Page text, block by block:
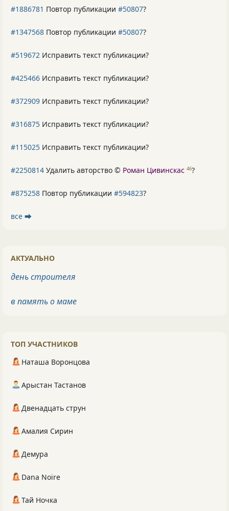
#1886781 Повтор публикации #50807?
#1347568 Повтор публикации #50807?
#519672 Исправить текст публикации?
#425466 Исправить текст публикации?
#372909 Исправить текст публикации?
#316875 Исправить текст публикации?
#115025 Исправить текст публикации?
#2250814 Удалить авторство © Роман Цивинскас 46?
#875258 Повтор публикации #594823?
все ⮕
АКТУАЛЬНО
день строителя
в память о маме
ТОП УЧАСТНИКОВ
Наташа Воронцова
Арыстан Тастанов
Двенадцать струн
Амалия Сирин
Демура
Dana Noire
Тай Ночка